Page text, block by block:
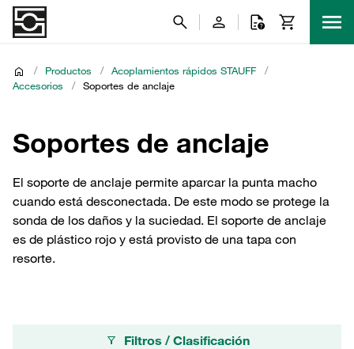
/ Productos / Acoplamientos rápidos STAUFF
/
Accesorios
/ Soportes de anclaje
Soportes de anclaje
El soporte de anclaje permite aparcar la punta macho
cuando está desconectada. De este modo se protege la
sonda de los daños y la suciedad. El soporte de anclaje
es de plástico rojo y está provisto de una tapa con
resorte.
Filtros / Clasificación